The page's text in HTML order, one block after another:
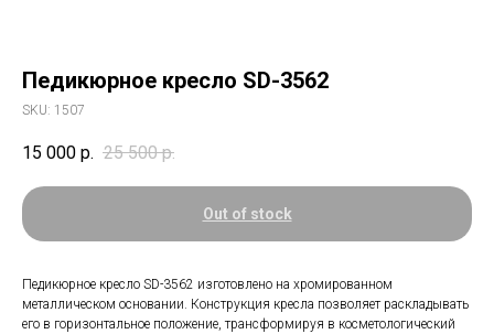
Педикюрное кресло SD-3562
SKU: 1507
15 000 р. 25 500 р.
Out of stock
Педикюрное кресло SD-3562 изготовлено на хромированном
металлическом основании. Конструкция кресла позволяет раскладывать
его в горизонтальное положение, трансформируя в косметологический